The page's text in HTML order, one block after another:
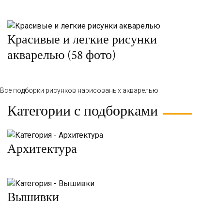
Красивые и легкие рисунки
акварелью (58 фото)
Все подборки рисунков нарисованых акварелью
Категории с подборками
Архитектура
Вышивки